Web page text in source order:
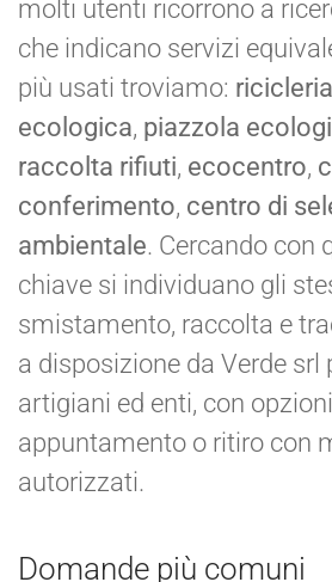
molti utenti ricorrono a
che indicano servizi
più usati troviamo: ricicleria
ecologica, piazzola
raccolta rifiuti, ecocentro,
conferimento, centro di
ambientale. Cercando con
chiave si individuano gli
smistamento, raccolta e
a disposizione da Verde srl
artigiani ed enti, con
appuntamento o ritiro con
autorizzati.
Domande più comuni